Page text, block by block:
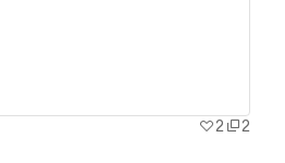
2
2